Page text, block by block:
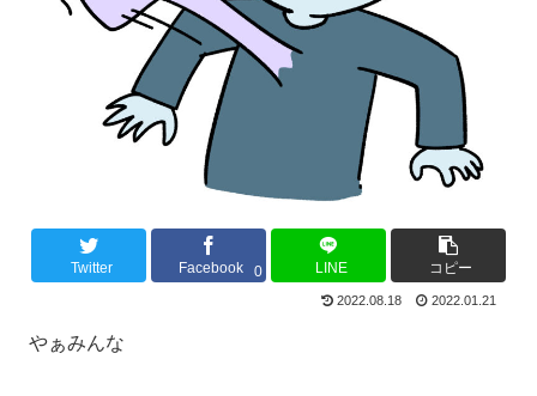
Twitter Facebook 0 LINE コピー
2022.08.18 2022.01.21
やぁみんな